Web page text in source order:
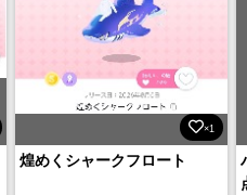
×1
煌めくシャークフロート